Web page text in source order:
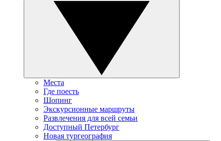
Места
Где поесть
Шопинг
Экскурсионные маршруты
Развлечения для всей семьи
Доступный Петербург
Новая тургеография